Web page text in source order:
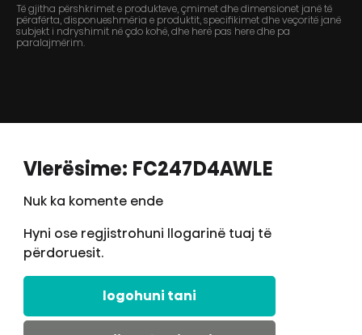
Të gjitha përshkrimet e produkteve, çmimet dhe dimensionet janë të
përafërta, disponueshmëria e produktit, specifikimet dhe veçoritë janë
subjekt i ndryshimit në çdo kohë, dhe herë pas here dhe pa
paralajmërim.
Vlerësime: FC247D4AWLE
Nuk ka komente ende
Hyni ose regjistrohuni llogarinë tuaj të
përdoruesit.
logohuni tani